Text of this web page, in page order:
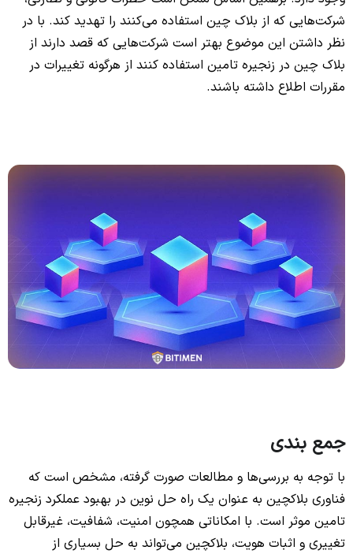
شرکت‌هایی که از بلاک چین استفاده می‌کنند را تهدید کند. با در
نظر داشتن این موضوع بهتر است شرکت‌هایی که قصد دارند از
بلاک چین در زنجیره تامین استفاده کنند از هرگونه تغییرات در
مقررات اطلاع داشته باشند.
جمع بندی
با توجه به بررسی‌ها و مطالعات صورت گرفته، مشخص است که
فناوری بلاکچین به عنوان یک راه حل نوین در بهبود عملکرد زنجیره
تامین موثر است. با امکاناتی همچون امنیت، شفافیت، غیرقابل
تغییری و اثبات هویت، بلاکچین می‌تواند به حل بسیاری از